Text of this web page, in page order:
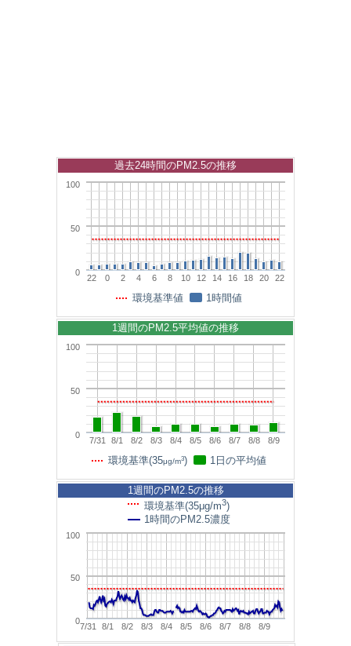
22 0 2 4 6 8 10 12 14 16 18 20 22
0
50
100
過去24時間のPM2.5の推移
環境基準値 1時間値
7/31 8/1 8/2 8/3 8/4 8/5 8/6 8/7 8/8 8/9
0
50
100
1週間のPM2.5平均値の推移
環境基準(35μg/m3) 1日の平均値
7/31 8/1 8/2 8/3 8/4 8/5 8/6 8/7 8/8 8/9
0
50
100
1週間のPM2.5の推移
環境基準(35μg/m3)
1時間のPM2.5濃度